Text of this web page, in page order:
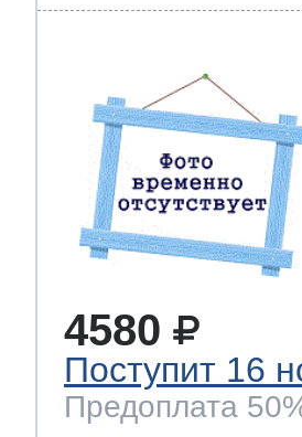
4580
Поступит 16
Предоплата